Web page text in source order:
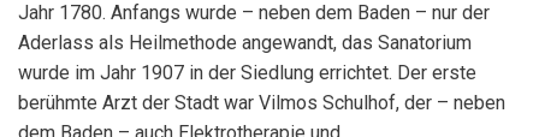
Jahr 1780. Anfangs wurde – neben dem Baden – nur der
Aderlass als Heilmethode angewandt, das Sanatorium
wurde im Jahr 1907 in der Siedlung errichtet. Der erste
berühmte Arzt der Stadt war Vilmos Schulhof, der – neben